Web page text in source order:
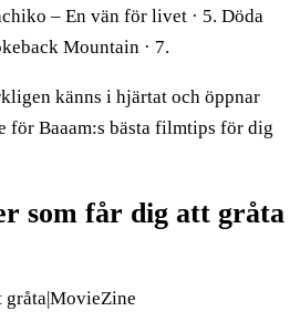
– En vän för livet · 5. Döda
Mountain · 7.
känns i hjärtat och öppnar
för Baaam:s bästa filmtips för dig
som får dig att gråta